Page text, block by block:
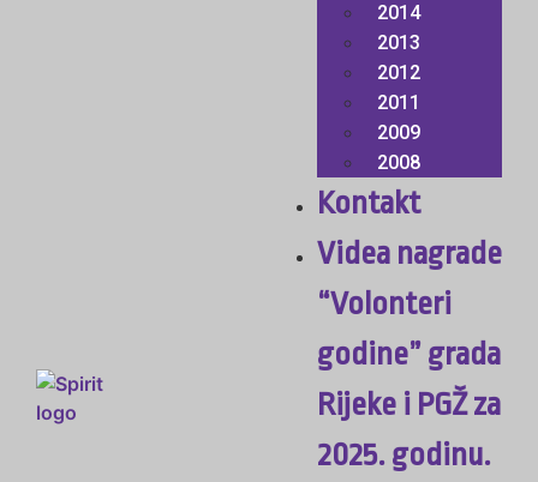
2014
2013
2012
2011
2009
2008
Kontakt
Videa nagrade
“Volonteri
godine” grada
Rijeke i PGŽ za
2025. godinu.